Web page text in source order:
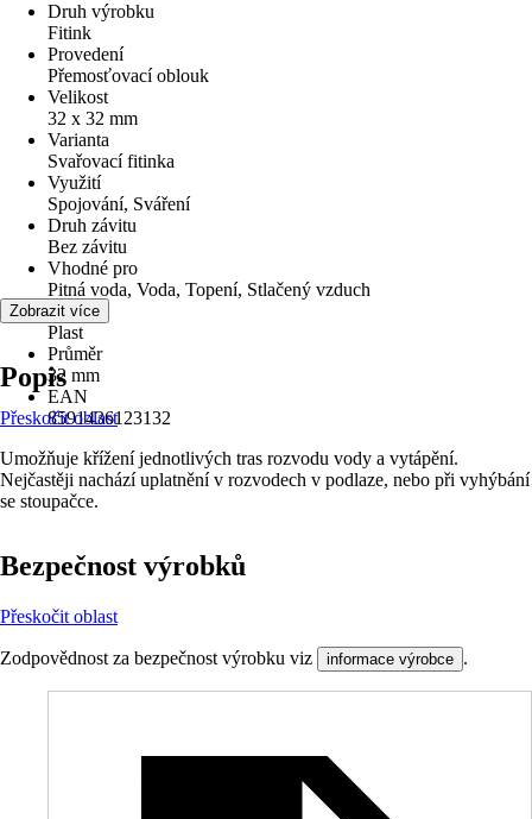
Druh výrobku
Fitink
Provedení
Přemosťovací oblouk
Velikost
32 x 32 mm
Varianta
Svařovací fitinka
Využití
Spojování, Sváření
Druh závitu
Bez závitu
Vhodné pro
Pitná voda, Voda, Topení, Stlačený vzduch
Materiál
Plast
Průměr
32 mm
EAN
8591436123132
Zobrazit více
Popis
Přeskočit oblast
Umožňuje křížení jednotlivých tras rozvodu vody a vytápění.
Nejčastěji nachází uplatnění v rozvodech v podlaze, nebo při vyhýbání
se stoupačce.
Bezpečnost výrobků
Přeskočit oblast
Zodpovědnost za bezpečnost výrobku viz informace výrobce .